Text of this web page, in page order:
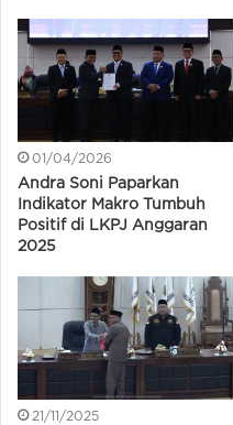
01/04/2026
Andra Soni Paparkan
Indikator Makro Tumbuh
Positif di LKPJ Anggaran
2025
21/11/2025